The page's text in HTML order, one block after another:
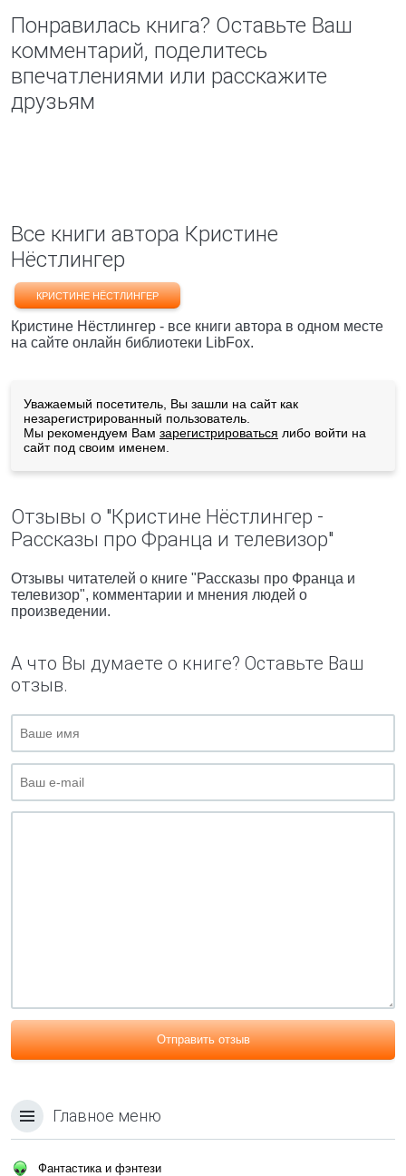
Понравилась книга? Оставьте Ваш
комментарий, поделитесь
впечатлениями или расскажите
друзьям
Все книги автора Кристине
Нёстлингер
КРИСТИНЕ НЁСТЛИНГЕР
Кристине Нёстлингер - все книги автора в одном месте
на сайте онлайн библиотеки LibFox.
Уважаемый посетитель, Вы зашли на сайт как
незарегистрированный пользователь.
Мы рекомендуем Вам зарегистрироваться либо войти на
сайт под своим именем.
Отзывы о "Кристине Нёстлингер -
Рассказы про Франца и телевизор"
Отзывы читателей о книге "Рассказы про Франца и
телевизор", комментарии и мнения людей о
произведении.
А что Вы думаете о книге? Оставьте Ваш
отзыв.
Отправить отзыв
Главное меню
Фантастика и фэнтези